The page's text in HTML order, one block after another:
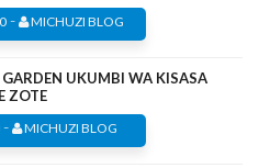
- MICHUZI BLOG
UKUMBI WA KISASA
ZOTE
- MICHUZI BLOG